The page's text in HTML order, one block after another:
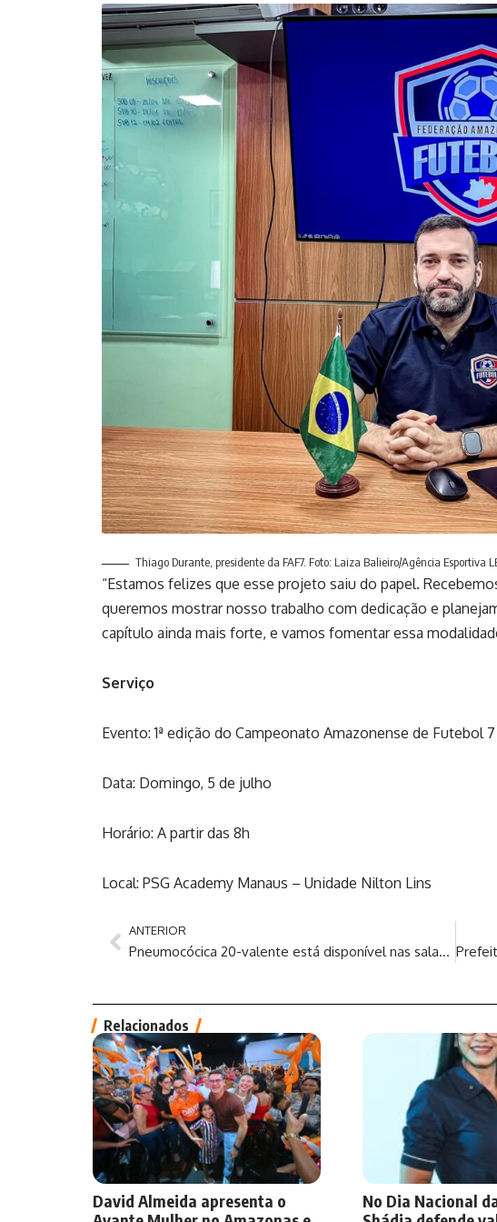
Thiago Durante, presidente da FAF7. Foto: Laiza Balieiro/Agência Esportiva
“Estamos felizes que esse projeto saiu do papel.
queremos mostrar nosso trabalho com dedicação e
capítulo ainda mais forte, e vamos fomentar essa
Serviço
Evento: 1ª edição do Campeonato Amazonense de Futebol 7
Data: Domingo, 5 de julho
Horário: A partir das 8h
Local: PSG Academy Manaus – Unidade Nilton Lins
ANTERIOR
Pneumocócica 20-valente está disponível nas salas de vacina de Manaus
Relacionados
David Almeida apresenta o
No Dia Nacional